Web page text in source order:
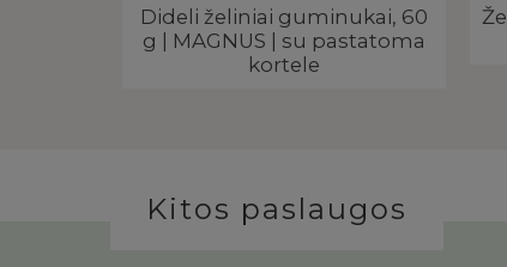
Dideli želiniai guminukai, 60
g | MAGNUS | su pastatoma
kortele
Kitos paslaugos